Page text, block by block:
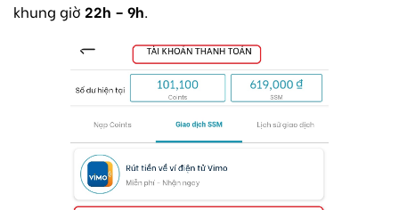
khung giờ 22h – 9h.